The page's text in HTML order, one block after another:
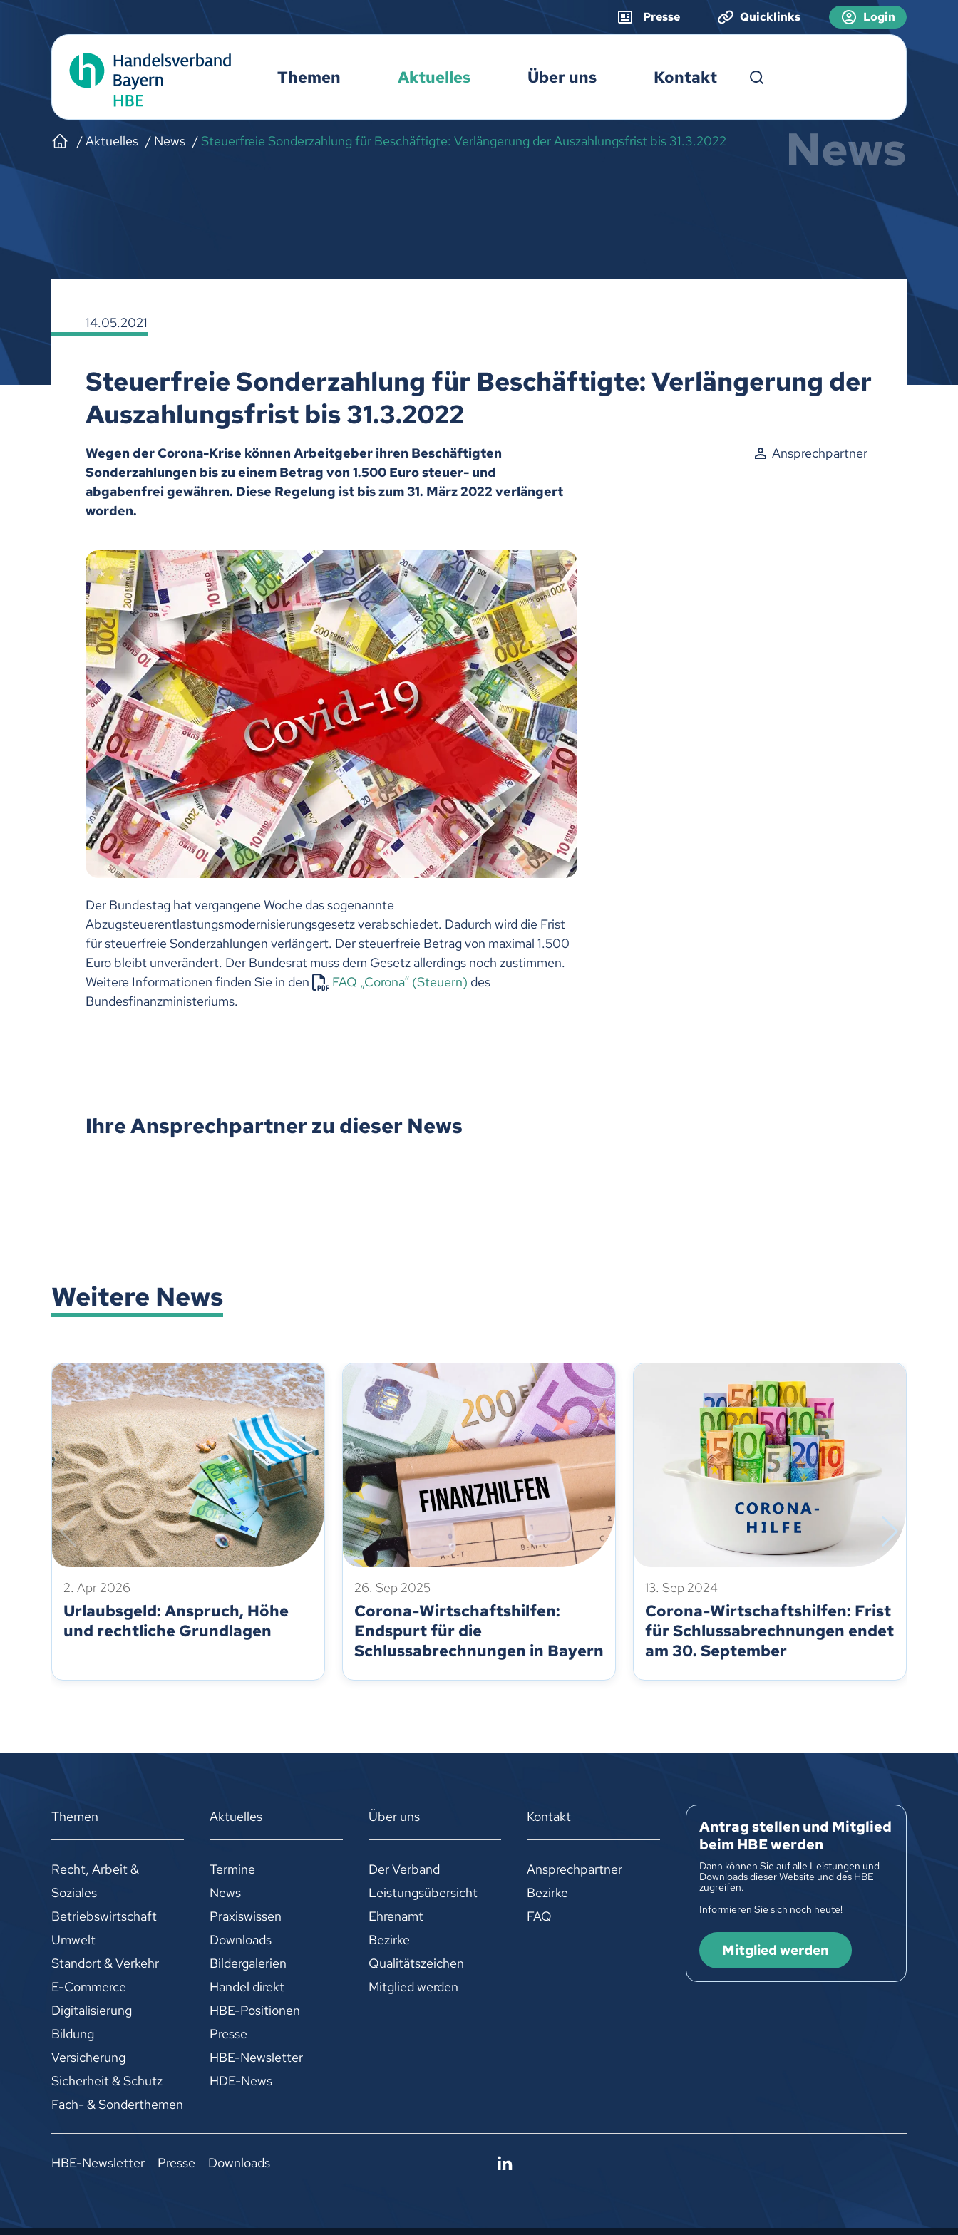
Presse Quicklinks Login
Themen Aktuelles Über uns Kontakt
Aktuelles News Steuerfreie Sonderzahlung für Beschäftigte: Verlängerung der Auszahlungsfrist bis 31.3.2022 News
14.05.2021
Steuerfreie Sonderzahlung für Beschäftigte: Verlängerung der
Auszahlungsfrist bis 31.3.2022
Wegen der Corona-Krise können Arbeitgeber ihren Beschäftigten
Sonderzahlungen bis zu einem Betrag von 1.500 Euro steuer- und
abgabenfrei gewähren. Diese Regelung ist bis zum 31. März 2022 verlängert
worden.
Ansprechpartner
Der Bundestag hat vergangene Woche das sogenannte
Abzugsteuerentlastungsmodernisierungsgesetz verabschiedet. Dadurch wird die Frist
für steuerfreie Sonderzahlungen verlängert. Der steuerfreie Betrag von maximal 1.500
Euro bleibt unverändert. Der Bundesrat muss dem Gesetz allerdings noch zustimmen.
Weitere Informationen finden Sie in den
FAQ „Corona“ (Steuern) des
Bundesfinanzministeriums.
Ihre Ansprechpartner zu dieser News
Weitere News
2. Apr 2026
Urlaubsgeld: Anspruch, Höhe
und rechtliche Grundlagen
26. Sep 2025
Corona-Wirtschaftshilfen:
Endspurt für die
Schlussabrechnungen in Bayern
13. Sep 2024
Corona-Wirtschaftshilfen: Frist
für Schlussabrechnungen endet
am 30. September
Themen
Recht, Arbeit &
Soziales
Betriebswirtschaft
Umwelt
Standort & Verkehr
E-Commerce
Digitalisierung
Bildung
Versicherung
Sicherheit & Schutz
Fach- & Sonderthemen
Aktuelles
Termine
News
Praxiswissen
Downloads
Bildergalerien
Handel direkt
HBE-Positionen
Presse
HBE-Newsletter
HDE-News
Über uns
Der Verband
Leistungsübersicht
Ehrenamt
Bezirke
Qualitätszeichen
Mitglied werden
Kontakt
Ansprechpartner
Bezirke
FAQ
Antrag stellen und Mitglied
beim HBE werden
Dann können Sie auf alle Leistungen und
Downloads dieser Website und des HBE
zugreifen.
Informieren Sie sich noch heute!
Mitglied werden
HBE-Newsletter Presse Downloads